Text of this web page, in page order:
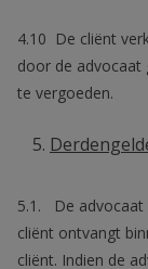
4.10 De cliënt
door de advocaat
te vergoeden.
5.1. De advocaat
cliënt ontvangt
cliënt. Indien de